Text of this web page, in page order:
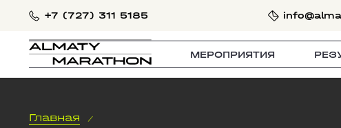
+7 (727) 311 5185
МЕРОПРИЯТИЯ
Главная /